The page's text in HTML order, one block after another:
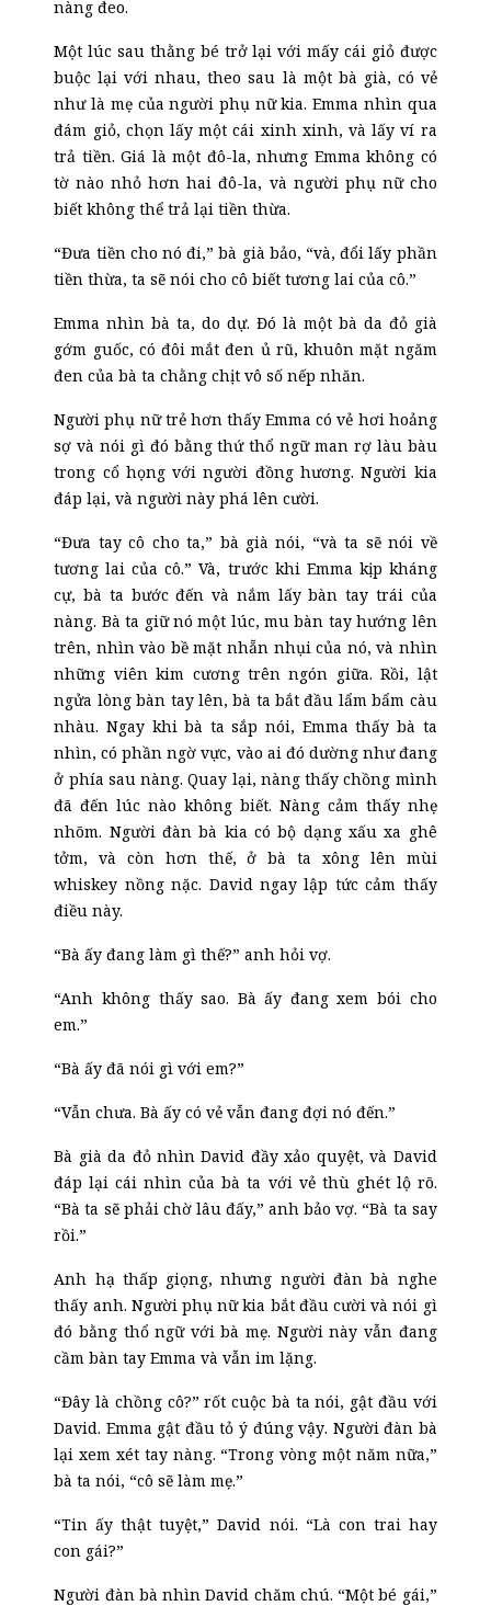
nàng đeo.
Một lúc sau thằng bé trở lại với mấy cái giỏ được
buộc lại với nhau, theo sau là một bà già, có vẻ
như là mẹ của người phụ nữ kia. Emma nhìn qua
đám giỏ, chọn lấy một cái xinh xinh, và lấy ví ra
trả tiền. Giá là một đô-la, nhưng Emma không có
tờ nào nhỏ hơn hai đô-la, và người phụ nữ cho
biết không thể trả lại tiền thừa.
“Đưa tiền cho nó đi,” bà già bảo, “và, đổi lấy phần
tiền thừa, ta sẽ nói cho cô biết tương lai của cô.”
Emma nhìn bà ta, do dự. Đó là một bà da đỏ già
gớm guốc, có đôi mắt đen ủ rũ, khuôn mặt ngăm
đen của bà ta chằng chịt vô số nếp nhăn.
Người phụ nữ trẻ hơn thấy Emma có vẻ hơi hoảng
sợ và nói gì đó bằng thứ thổ ngữ man rợ làu bàu
trong cổ họng với người đồng hương. Người kia
đáp lại, và người này phá lên cười.
“Đưa tay cô cho ta,” bà già nói, “và ta sẽ nói về
tương lai của cô.” Và, trước khi Emma kịp kháng
cự, bà ta bướcđến và nắm lấy bàn tay trái của
nàng. Bà ta giữ nó một lúc, mu bàn tay hướng lên
trên, nhìn vào bề mặt nhẵn nhụi của nó, và nhìn
những viên kim cương trên ngón giữa. Rồi, lật
ngửa lòng bàn tay lên, bà ta bắt đầu lẩm bẩm càu
nhàu. Ngay khi bà ta sắp nói, Emma thấy bà ta
nhìn, có phần ngờ vực, vào ai đó dường như đang
ở phía sau nàng. Quay lại, nàng thấy chồng mình
đã đến lúc nào không biết. Nàng cảm thấy nhẹ
nhõm. Người đàn bà kia có bộ dạng xấu xa ghê
tởm, và còn hơn thế, ở bà ta xông lên mùi
whiskey nồng nặc. David ngay lập tức cảm thấy
điều này.
“Bà ấy đang làm gì thế?” anh hỏi vợ.
“Anh không thấy sao. Bà ấy đang xem bói cho
em.”
“Bà ấy đã nói gì với em?”
“Vẫn chưa. Bà ấy có vẻ vẫn đang đợi nó đến.”
Bà già da đỏ nhìn David đầy xảo quyệt, và David
đáp lại cái nhìn của bà ta với vẻ thù ghét lộ rõ.
“Bà ta sẽ phải chờ lâu đấy,” anh bảo vợ. “Bà ta say
rồi.”
Anh hạ thấp giọng, nhưng người đàn bà nghe
thấy anh. Người phụ nữ kia bắt đầu cười và nói gì
đó bằng thổ ngữ với bà mẹ. Người này vẫn đang
cầm bàn tay Emma và vẫn im lặng.
“Đây là chồng cô?” rốt cuộc bà ta nói, gật đầu với
David. Emma gật đầutỏ ý đúng vậy. Người đàn bà
lại xem xét tay nàng. “Trong vòng một năm nữa,”
bà ta nói, “cô sẽ làm mẹ.”
“Tin ấy thật tuyệt,” David nói. “Là con trai hay
con gái?”
Người đàn bà nhìn David chăm chú. “Một bé gái,”